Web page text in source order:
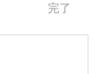
完了